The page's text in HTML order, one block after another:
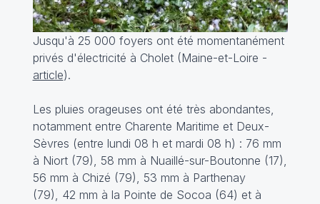
Jusqu'à 25 000 foyers ont été momentanément
privés d'électricité à Cholet (Maine-et-Loire -
article).
Les pluies orageuses ont été très abondantes,
notamment entre Charente Maritime et Deux-
Sèvres (entre lundi 08 h et mardi 08 h) : 76 mm
à Niort (79), 58 mm à Nuaillé-sur-Boutonne (17),
56 mm à Chizé (79), 53 mm à Parthenay
(79), 42 mm à la Pointe de Socoa (64) et à